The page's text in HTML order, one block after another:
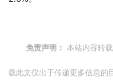
免责声明： 本站内容转
载此文仅出于传递更多信息的